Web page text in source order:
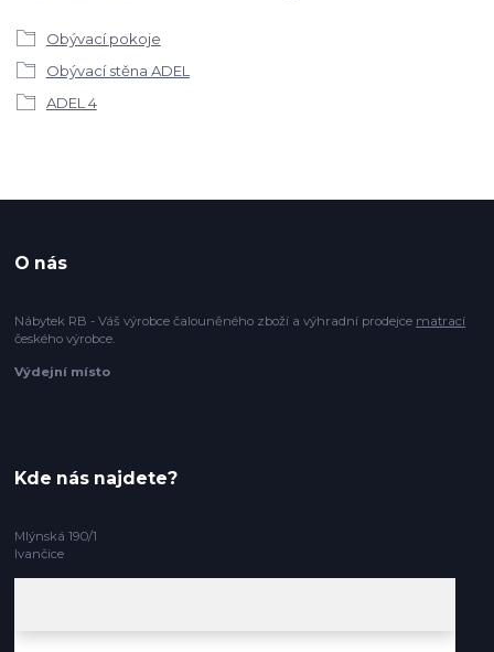
Obývací pokoje
Obývací stěna ADEL
ADEL 4
O nás
Nábytek RB - Váš výrobce čalouněného zboží a výhradní prodejce matrací
českého výrobce.
Výdejní místo
Kde nás najdete?
Mlýnská 190/1
Ivančice